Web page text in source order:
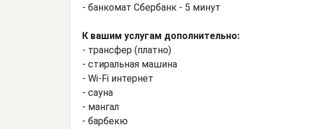
- банкомат Сбербанк - 5 минут
К вашим услугам дополнительно:
- трансфер (платно)
- стиральная машина
- Wi-Fi интернет
- сауна
- мангал
- барбекю